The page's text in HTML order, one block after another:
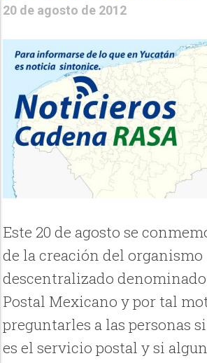
20 de agosto de 2012
Este 20 de agosto se
de la creación del organismo
descentralizado
Postal Mexicano y por tal
preguntarles a las personas
es el servicio postal y si